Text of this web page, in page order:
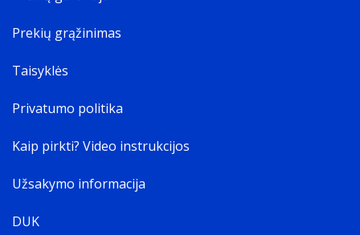
Prekių grąžinimas
Taisyklės
Privatumo politika
Kaip pirkti? Video instrukcijos
Užsakymo informacija
DUK